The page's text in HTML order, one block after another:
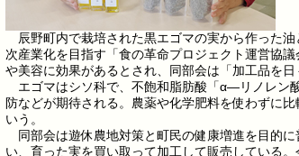
辰野町内で栽培された黒エゴマの実から作った
次産業化を目指す「食の革命プロジェクト運営協
や美容に効果があるとされ、同部会は「加工品を日
エゴマはシソ科で、不飽和脂肪酸「α—リノレン
防などが期待される。農薬や化学肥料を使わずに
いう。
同部会は遊休農地対策と町民の健康増進を目的
い、育った実を買い取って加工して販売している